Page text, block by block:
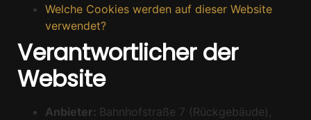
Welche Cookies werden auf dieser Website
verwendet?
Verantwortlicher der
Website
Anbieter: Bahnhofstraße 7 (Rückgebäude),